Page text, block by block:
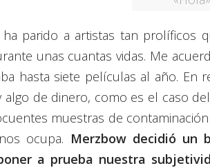
ha parido a artistas tan
unas cuantas vidas. Me
hasta siete películas al año. En
de dinero, como es el caso
muestras de
ocupa. Merzbow decidió un
a prueba nuestra